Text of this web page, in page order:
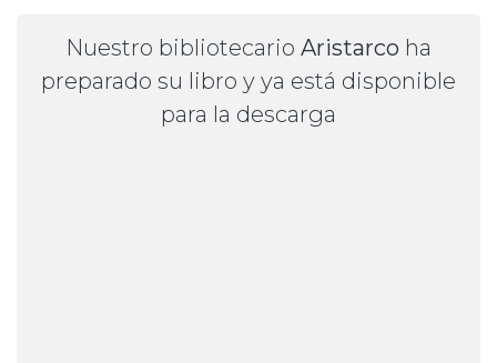
Nuestro bibliotecario Aristarco ha
preparado su libro y ya está disponible
para la descarga